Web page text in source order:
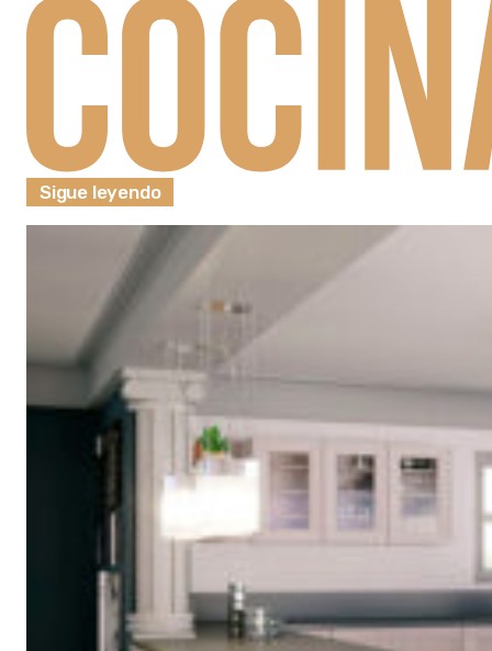
Sigue leyendo